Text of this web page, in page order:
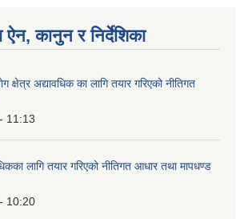
ऐन, कानुन र निर्देशिका
क्षेत्र अद्यावधिक का लागि तयार गरिएको नीतिगत
11:13
लागि तयार गरिएको नीतिगत आधार तथा मापधण्ड
10:20